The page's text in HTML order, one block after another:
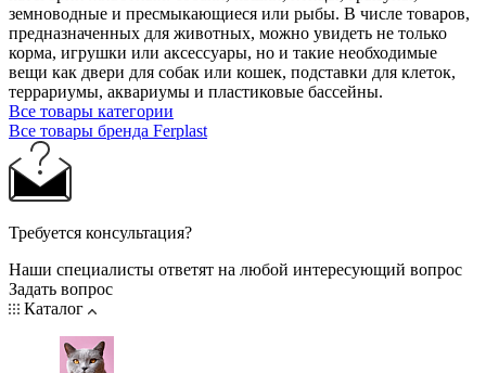
земноводные и пресмыкающиеся или рыбы. В числе товаров,
предназначенных для животных, можно увидеть не только
корма, игрушки или аксессуары, но и такие необходимые
вещи как двери для собак или кошек, подставки для клеток,
террариумы, аквариумы и пластиковые бассейны.
Все товары категории
Все товары бренда Ferplast
Требуется консультация?
Наши специалисты ответят на любой интересующий вопрос
Задать вопрос
Каталог